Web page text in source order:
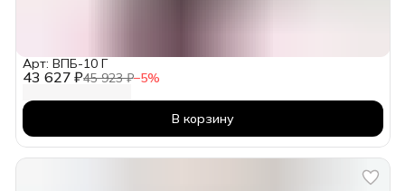
43 627 ₽45 923 ₽−5%
Арт: ВПБ-10 Г
В корзину